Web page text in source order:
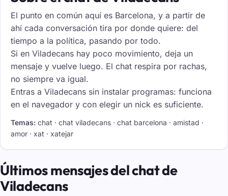
El punto en común aquí es Barcelona, y a partir de
ahí cada conversación tira por donde quiere: del
tiempo a la política, pasando por todo.
Si en Viladecans hay poco movimiento, deja un
mensaje y vuelve luego. El chat respira por rachas,
no siempre va igual.
Entras a Viladecans sin instalar programas: funciona
en el navegador y con elegir un nick es suficiente.
Temas: chat · chat viladecans · chat barcelona · amistad ·
amor · xat · xatejar
Últimos mensajes del chat de
Viladecans